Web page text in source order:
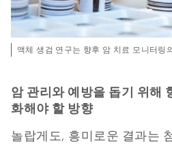
액체 생검 연구는 향후 암 치료 모니터링
암 관리와 예방을 돕기 위해
화해야 할 방향
놀랍게도, 흥미로운 결과는